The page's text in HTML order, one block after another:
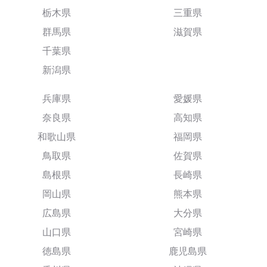
栃木県
群馬県
千葉県
新潟県
三重県
滋賀県
兵庫県
奈良県
和歌山県
鳥取県
島根県
岡山県
広島県
山口県
徳島県
愛媛県
高知県
福岡県
佐賀県
長崎県
熊本県
大分県
宮崎県
鹿児島県